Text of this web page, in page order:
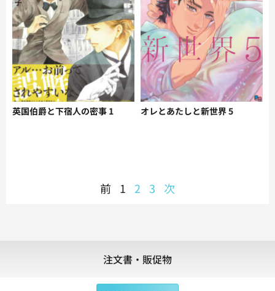
英国伯爵と下宿人の密事 1 オレとあたしと新世界 5
前 1 2 3 次
注文書・販促物